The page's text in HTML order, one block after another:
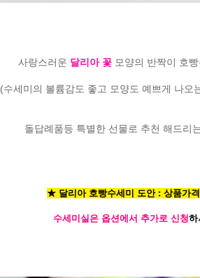
사랑스러운 달리아 꽃 모양의 반짝이 호
(수세미의 볼륨감도 좋고 모양도 예쁘게 나오
돌답례품등 특별한 선물로 추천 해드리
★ 달리아 호빵수세미 도안 : 상품가
수세미실은 옵션에서 추가로 신청하